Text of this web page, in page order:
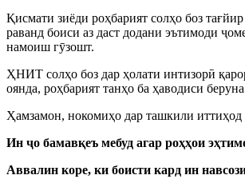
Қисмати зиёди роҳбарият солҳо боз
раванд боиси аз даст додани эътимоди
намоиш гӯзошт.
ҲНИТ солҳо боз дар ҳолати интизорӣ
оянда, роҳбарият танҳо ба ҳаводиси
Ҳамзамон, нокомиҳо дар ташкили
Ин ҷо бамавқеъ мебуд агар роҳҳои
Аввалин коре, ки боисти кард ин